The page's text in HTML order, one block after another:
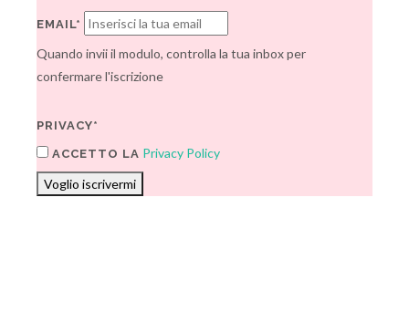
EMAIL*
Quando invii il modulo, controlla la tua inbox per
confermare l'iscrizione
PRIVACY*
ACCETTO LA Privacy Policy
Voglio iscrivermi